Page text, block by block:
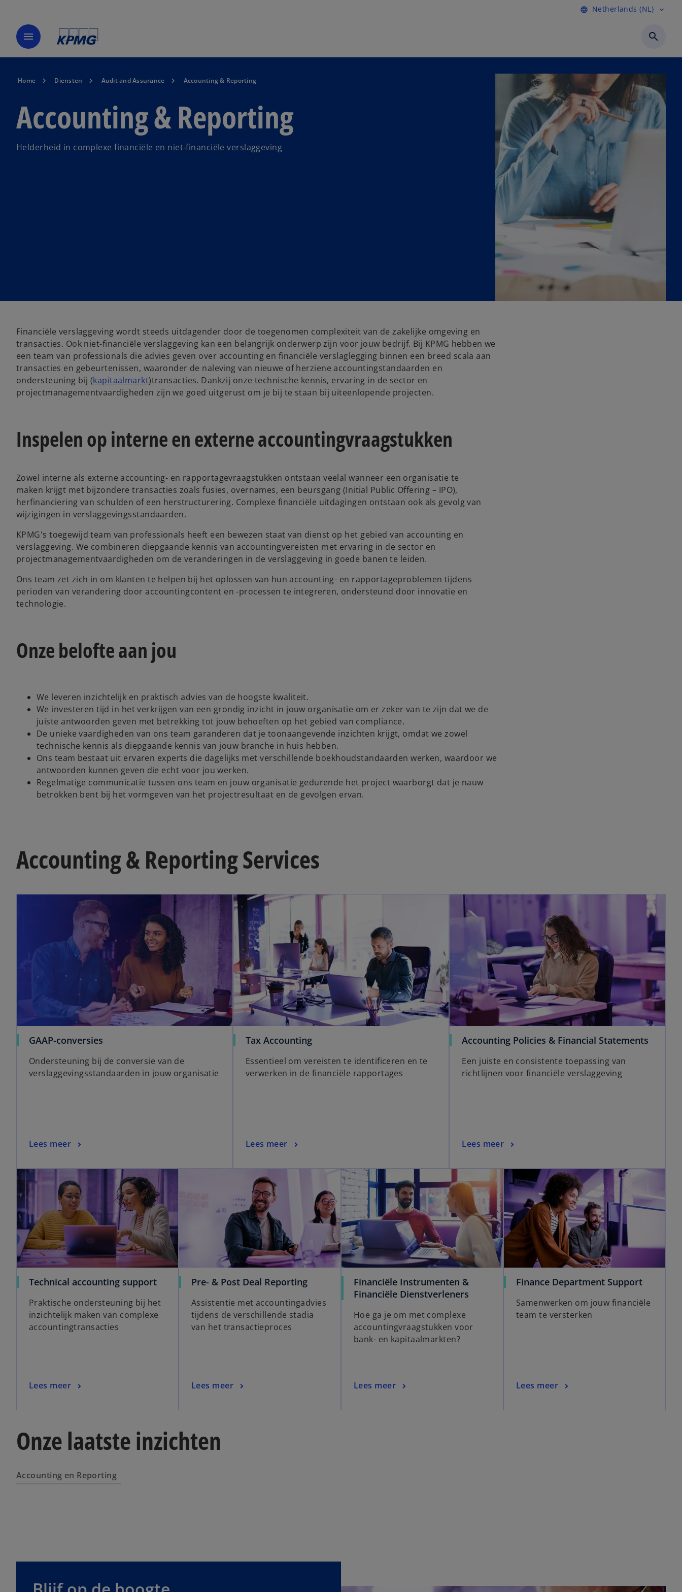
language Netherlands (NL) expand_more
menu search
Home Diensten Audit and Assurance Accounting & Reporting
Accounting & Reporting
Helderheid in complexe financiële en niet‑financiële verslaggeving
Financiële verslaggeving wordt steeds uitdagender door de toegenomen complexiteit van de zakelijke omgeving en
transacties. Ook niet-financiële verslaggeving kan een belangrijk onderwerp zijn voor jouw bedrijf. Bij KPMG hebben we
een team van professionals die advies geven over accounting en financiële verslaglegging binnen een breed scala aan
transacties en gebeurtenissen, waaronder de naleving van nieuwe of herziene accountingstandaarden en
ondersteuning bij (kapitaalmarkt)transacties. Dankzij onze technische kennis, ervaring in de sector en
projectmanagementvaardigheden zijn we goed uitgerust om je bij te staan bij uiteenlopende projecten.
Inspelen op interne en externe accountingvraagstukken
Zowel interne als externe accounting- en rapportagevraagstukken ontstaan veelal wanneer een organisatie te
maken krijgt met bijzondere transacties zoals fusies, overnames, een beursgang (Initial Public Offering – IPO),
herfinanciering van schulden of een herstructurering. Complexe financiële uitdagingen ontstaan ook als gevolg van
wijzigingen in verslaggevingsstandaarden.
KPMG's toegewijd team van professionals heeft een bewezen staat van dienst op het gebied van accounting en
verslaggeving. We combineren diepgaande kennis van accountingvereisten met ervaring in de sector en
projectmanagementvaardigheden om de veranderingen in de verslaggeving in goede banen te leiden.
Ons team zet zich in om klanten te helpen bij het oplossen van hun accounting- en rapportageproblemen tijdens
perioden van verandering door accountingcontent en -processen te integreren, ondersteund door innovatie en
technologie.
Onze belofte aan jou
We leveren inzichtelijk en praktisch advies van de hoogste kwaliteit.
We investeren tijd in het verkrijgen van een grondig inzicht in jouw organisatie om er zeker van te zijn dat we de
juiste antwoorden geven met betrekking tot jouw behoeften op het gebied van compliance.
De unieke vaardigheden van ons team garanderen dat je toonaangevende inzichten krijgt, omdat we zowel
technische kennis als diepgaande kennis van jouw branche in huis hebben.
Ons team bestaat uit ervaren experts die dagelijks met verschillende boekhoudstandaarden werken, waardoor we
antwoorden kunnen geven die echt voor jou werken.
Regelmatige communicatie tussen ons team en jouw organisatie gedurende het project waarborgt dat je nauw
betrokken bent bij het vormgeven van het projectresultaat en de gevolgen ervan.
Accounting & Reporting Services
GAAP-conversies
Ondersteuning bij de conversie van de
verslaggevingsstandaarden in jouw organisatie
Lees meer
Tax Accounting
Essentieel om vereisten te identificeren en te
verwerken in de financiële rapportages
Lees meer
Accounting Policies & Financial Statements
Een juiste en consistente toepassing van
richtlijnen voor financiële verslaggeving
Lees meer
Technical accounting support
Praktische ondersteuning bij het
inzichtelijk maken van complexe
accountingtransacties
Lees meer
Pre- & Post Deal Reporting
Assistentie met accountingadvies
tijdens de verschillende stadia
van het transactieproces
Lees meer
Financiële Instrumenten &
Financiële Dienstverleners
Hoe ga je om met complexe
accountingvraagstukken voor
bank- en kapitaalmarkten?
Lees meer
Finance Department Support
Samenwerken om jouw financiële
team te versterken
Lees meer
Onze laatste inzichten
Accounting en Reporting